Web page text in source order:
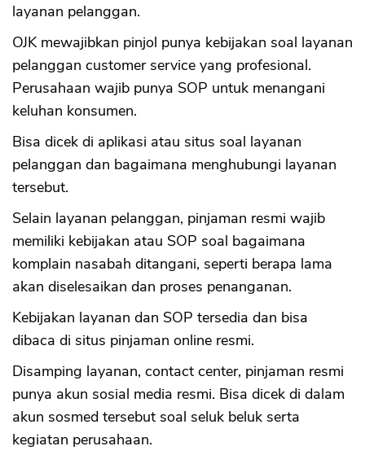
layanan pelanggan.
OJK mewajibkan pinjol punya kebijakan soal layanan
pelanggan customer service yang profesional.
Perusahaan wajib punya SOP untuk menangani
keluhan konsumen.
Bisa dicek di aplikasi atau situs soal layanan
pelanggan dan bagaimana menghubungi layanan
tersebut.
Selain layanan pelanggan, pinjaman resmi wajib
memiliki kebijakan atau SOP soal bagaimana
komplain nasabah ditangani, seperti berapa lama
akan diselesaikan dan proses penanganan.
Kebijakan layanan dan SOP tersedia dan bisa
dibaca di situs pinjaman online resmi.
Disamping layanan, contact center, pinjaman resmi
punya akun sosial media resmi. Bisa dicek di dalam
akun sosmed tersebut soal seluk beluk serta
kegiatan perusahaan.
CANCEL